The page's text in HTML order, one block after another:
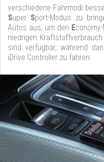
verschiedene Fahrmodi
Super Sport-Modus zu
Autos aus, um den E
niedrigen
sind verfügbar, während
iDrive Controller zu fahren.